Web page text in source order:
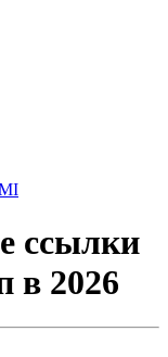
ссылки
в 2026